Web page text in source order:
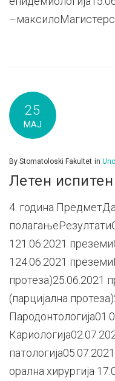
25
МАЈ
By Stomatoloski Fakultet in
Летен
4. година
121.06.2021
124.06.2021
протеза)25.06.2021
(парцијална
орална хирургиja